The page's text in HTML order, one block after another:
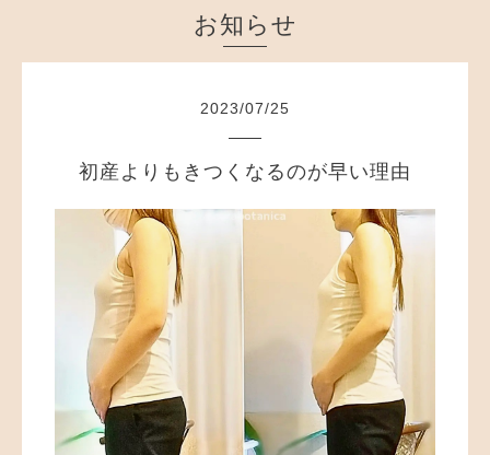
お知らせ
2023/07/25
初産よりもきつくなるのが早い理由